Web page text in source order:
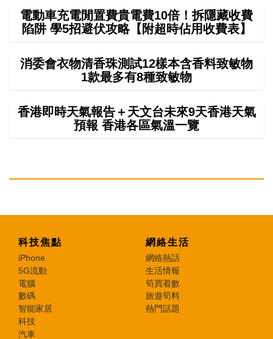
電動車充電閒置費貴電費10倍！拆隱藏收費
陷阱 學5招避伏攻略【附超時佔用收費表】
消委會衣物清香珠測試12樣本含香料致敏物
1款最多有8種致敏物
香港即時天氣報告＋天文台未來9天香港天氣
預報 香港各區氣溫一覽
科技焦點
iPhone
5G流動
電腦
數碼
智能家居
科技
汽車
網絡生活
網絡熱話
生活情報
筍買着數
旅遊筍料
熱門話題